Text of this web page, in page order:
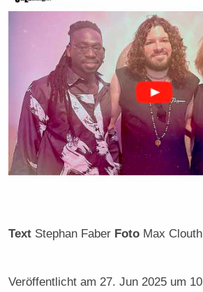
Text Stephan Faber Foto Max Clouth
Veröffentlicht am 27. Jun 2025 um